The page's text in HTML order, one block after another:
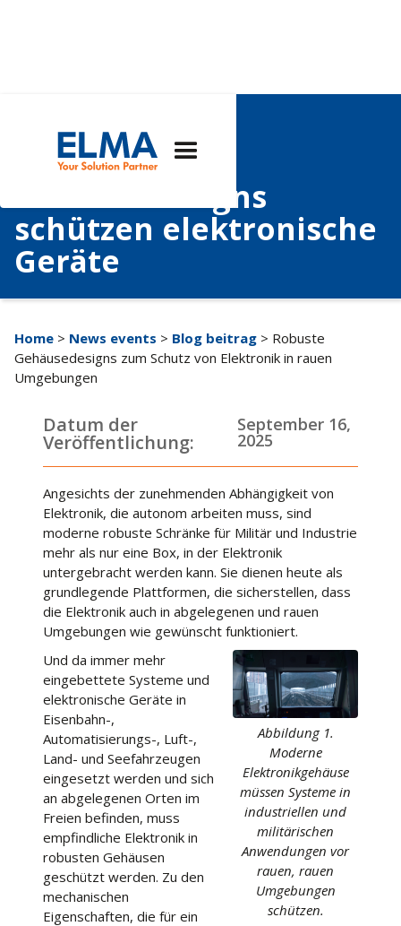
Robuste und
zuverlässige
Gehäusedesigns
schützen elektronische
Geräte
Home > News events > Blog beitrag > Robuste
Gehäusedesigns zum Schutz von Elektronik in rauen
Umgebungen
Datum der
Veröffentlichung:
September 16,
2025
Angesichts der zunehmenden Abhängigkeit von
Elektronik, die autonom arbeiten muss, sind
moderne robuste Schränke für Militär und Industrie
mehr als nur eine Box, in der Elektronik
untergebracht werden kann. Sie dienen heute als
grundlegende Plattformen, die sicherstellen, dass
die Elektronik auch in abgelegenen und rauen
Umgebungen wie gewünscht funktioniert.
Abbildung 1.
Moderne
Elektronikgehäuse
müssen Systeme in
industriellen und
militärischen
Anwendungen vor
rauen, rauen
Umgebungen
schützen.
Und da immer mehr
eingebettete Systeme und
elektronische Geräte in
Eisenbahn-,
Automatisierungs-, Luft-,
Land- und Seefahrzeugen
eingesetzt werden und sich
an abgelegenen Orten im
Freien befinden, muss
empfindliche Elektronik in
robusten Gehäusen
geschützt werden. Zu den
mechanischen
Eigenschaften, die für ein